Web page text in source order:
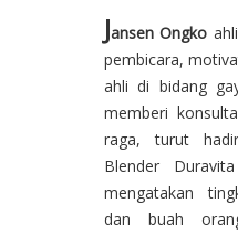
Jansen Ongko
pembicara,
ahli di bidang
memberi
raga, turut
Blender
mengatakan
dan buah